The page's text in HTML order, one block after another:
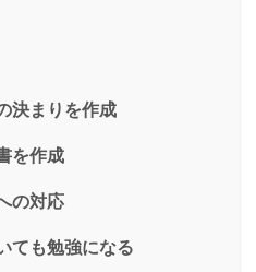
決まりを作成
を作成
の対応
ても勉強になる